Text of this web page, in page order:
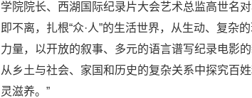
学院院长、西湖国际纪录片大会艺术总监高世名
即不离，扎根“众·人”的生活世界，从生动、复杂
力量，以开放的叙事、多元的语言谱写纪录电影
从乡土与社会、家国和历史的复杂关系中探究百
灵滋养。”